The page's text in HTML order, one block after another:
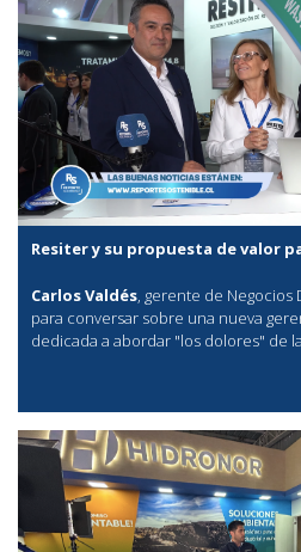
Resiter y su propuesta de valor
Carlos Valdés, gerente de Negocios
para conversar sobre una nueva
dedicada a abordar "los dolores" de